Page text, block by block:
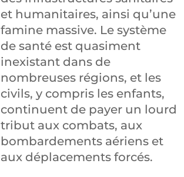
et humanitaires, ainsi qu’une
famine massive. Le système
de santé est quasiment
inexistant dans de
nombreuses régions, et les
civils, y compris les enfants,
continuent de payer un lourd
tribut aux combats, aux
bombardements aériens et
aux déplacements forcés.